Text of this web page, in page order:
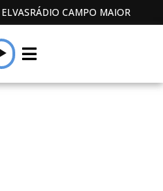
RÁDIO CAMPO MAIOR